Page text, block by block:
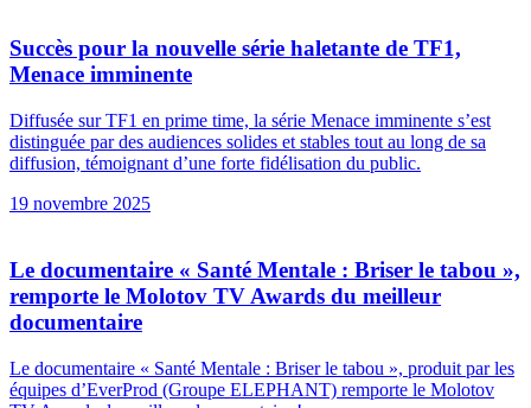
Succès pour la nouvelle série haletante de TF1,
Menace imminente
Diffusée sur TF1 en prime time, la série Menace imminente s’est
distinguée par des audiences solides et stables tout au long de sa
diffusion, témoignant d’une forte fidélisation du public.
19 novembre 2025
Le documentaire « Santé Mentale : Briser le tabou »,
remporte le Molotov TV Awards du meilleur
documentaire
Le documentaire « Santé Mentale : Briser le tabou », produit par les
équipes d’EverProd (Groupe ELEPHANT) remporte le Molotov